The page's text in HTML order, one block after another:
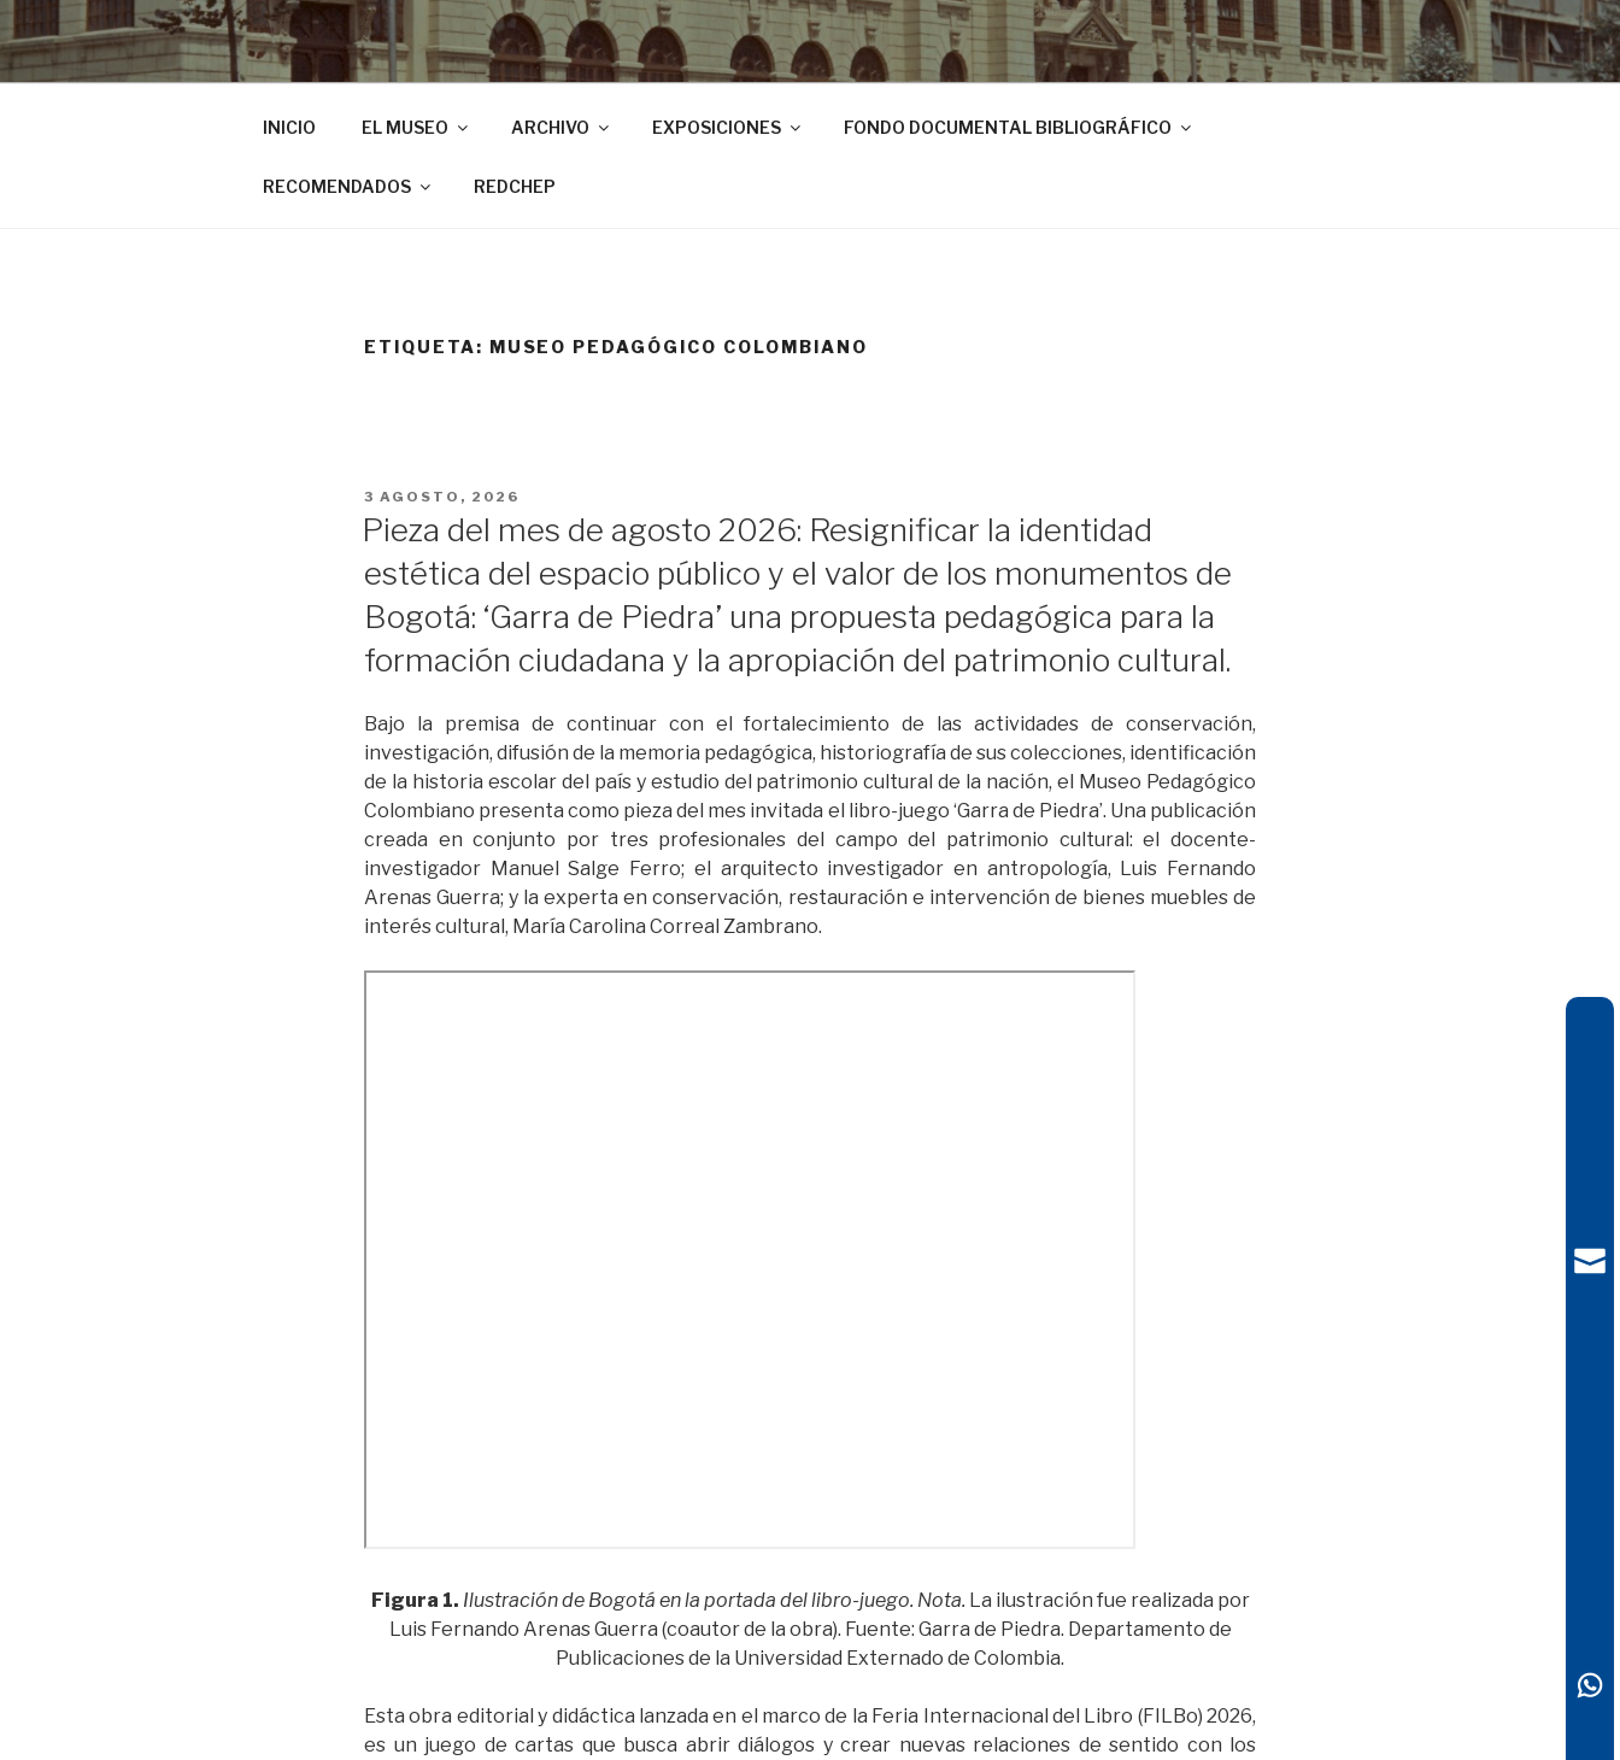
INICIO EL MUSEO ARCHIVO EXPOSICIONES FONDO DOCUMENTAL BIBLIOGRÁFICO
RECOMENDADOS REDCHEP
ETIQUETA: MUSEO PEDAGÓGICO COLOMBIANO
PUBLICADO
3 AGOSTO, 2026
Pieza del mes de agosto 2026: Resignificar la identidad
estética del espacio público y el valor de los monumentos de
Bogotá: ‘Garra de Piedra’ una propuesta pedagógica para la
formación ciudadana y la apropiación del patrimonio cultural.
Bajo la premisa de continuar con el fortalecimiento de las actividades de conservación,
investigación, difusión de la memoria pedagógica, historiografía de sus colecciones, identificación
de la historia escolar del país y estudio del patrimonio cultural de la nación, el Museo Pedagógico
Colombiano presenta como pieza del mes invitada el libro-juego ‘Garra de Piedra’. Una publicación
creada en conjunto por tres profesionales del campo del patrimonio cultural: el docente-
investigador Manuel Salge Ferro; el arquitecto investigador en antropología, Luis Fernando
Arenas Guerra; y la experta en conservación, restauración e intervención de bienes muebles de
interés cultural, María Carolina Correal Zambrano.
Figura 1. Ilustración de Bogotá en la portada del libro-juego. Nota. La ilustración fue realizada por
Luis Fernando Arenas Guerra (coautor de la obra). Fuente: Garra de Piedra. Departamento de
Publicaciones de la Universidad Externado de Colombia.
Esta obra editorial y didáctica lanzada en el marco de la Feria Internacional del Libro (FILBo) 2026,
es un juego de cartas que busca abrir diálogos y crear nuevas relaciones de sentido con los